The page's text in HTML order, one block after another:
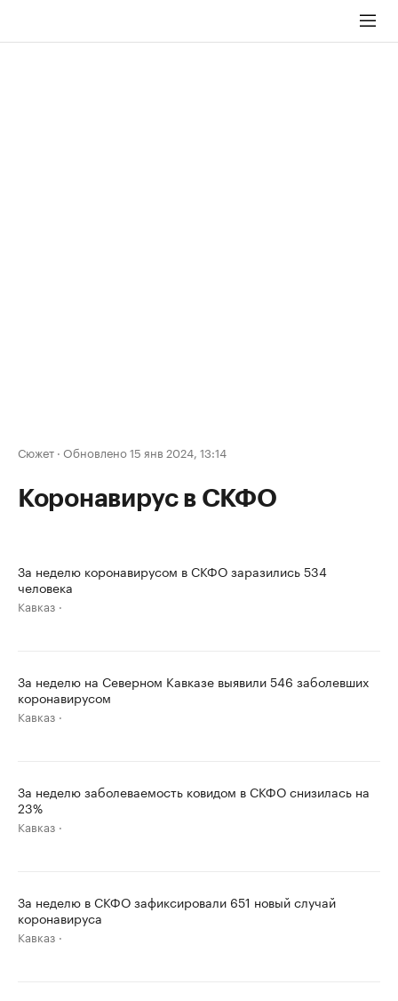
Сюжет · Обновлено 15 янв 2024, 13:14
Коронавирус в СКФО
За неделю коронавирусом в СКФО заразились 534
человека
Кавказ
За неделю на Северном Кавказе выявили 546 заболевших
коронавирусом
Кавказ
За неделю заболеваемость ковидом в СКФО снизилась на
23%
Кавказ
За неделю в СКФО зафиксировали 651 новый случай
коронавируса
Кавказ